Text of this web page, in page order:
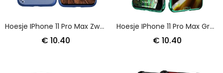
Hoesje IPhone 11 Pro Max Zwart Nxe Clear Serie Mat
€ 10.40
Hoesje IPhone 11 Pro Max Groen Rood Transparant Sulada En Metaaleffect
€ 10.40